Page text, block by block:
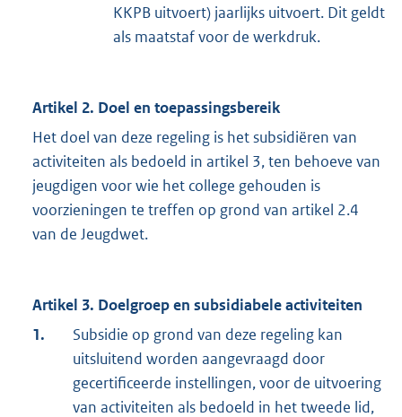
KKPB uitvoert) jaarlijks uitvoert. Dit geldt
als maatstaf voor de werkdruk.
Artikel 2. Doel en toepassingsbereik
Het doel van deze regeling is het subsidiëren van
activiteiten als bedoeld in artikel 3, ten behoeve van
jeugdigen voor wie het college gehouden is
voorzieningen te treffen op grond van artikel 2.4
van de Jeugdwet.
Artikel 3. Doelgroep en subsidiabele activiteiten
1.
Subsidie op grond van deze regeling kan
uitsluitend worden aangevraagd door
gecertificeerde instellingen, voor de uitvoering
van activiteiten als bedoeld in het tweede lid,